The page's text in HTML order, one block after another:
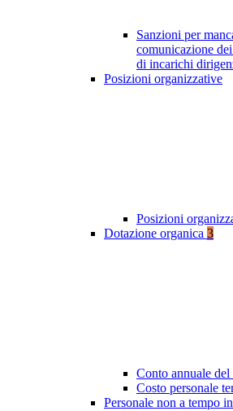
Sanzioni per
comunicazione
di incarichi
Posizioni organizzative
Posizioni
Dotazione organica 3
Conto annuale del
Costo personale
Personale non a tempo